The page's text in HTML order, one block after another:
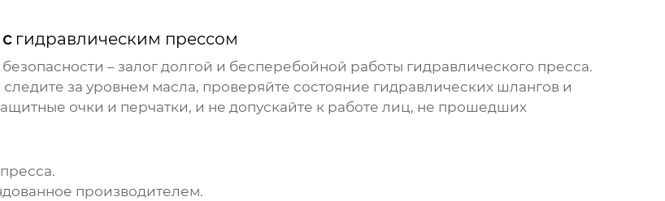
гидравлическим прессом
– залог долгой и бесперебойной работы гидравлического пресса.
за уровнем масла, проверяйте состояние гидравлических шлангов и
очки и перчатки, и не допускайте к работе лиц, не прошедших
производителем.